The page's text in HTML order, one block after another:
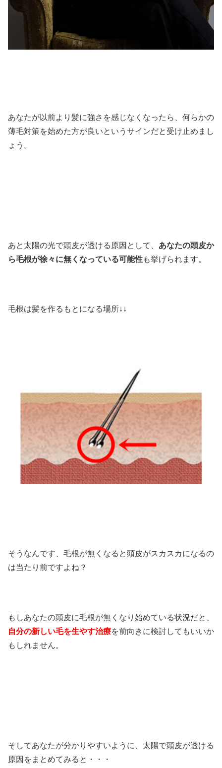
あなたが以前より髪に強さを感じなくなったら、何らかの
薄毛対策を始めた方が良いというサインだと受け止めまし
ょう。
あと太陽の光で頭皮が透ける原因として、 あなたの頭皮か
ら毛根が徐々に無くなっている可能性も挙げられます。
毛根は髪を作るもとになる場所↓↓
そうなんです、毛根が無くなると頭皮がスカスカになるの
は当たり前ですよね？
もしあなたの頭皮に毛根が無くなり始めている状況だと、
自分の新しい毛を生やす治療を前向きに検討してもいいか
もしれません。
そしてあなたが分かりやすいように、太陽で頭皮が透ける
原因をまとめてみると・・・